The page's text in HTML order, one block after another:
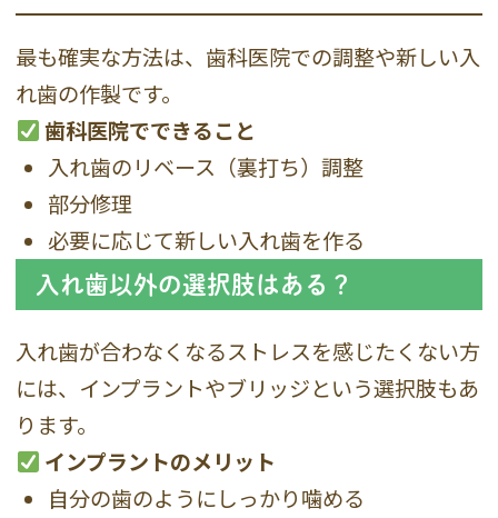
最も確実な方法は、歯科医院での調整や新しい入
れ歯の作製です。
歯科医院でできること
入れ歯のリベース（裏打ち）調整
部分修理
必要に応じて新しい入れ歯を作る
入れ歯以外の選択肢はある？
入れ歯が合わなくなるストレスを感じたくない方
には、インプラントやブリッジという選択肢もあ
ります。
インプラントのメリット
自分の歯のようにしっかり噛める